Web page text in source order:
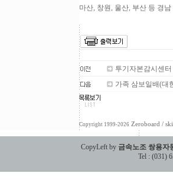
마산, 창원, 울산, 부산 등 경
투기자본감시센
가족 삼보일배(대
Copyright 1999-2026 Zeroboard /
CopyLeft by 금속노조 쌍용자
Tel : (031)